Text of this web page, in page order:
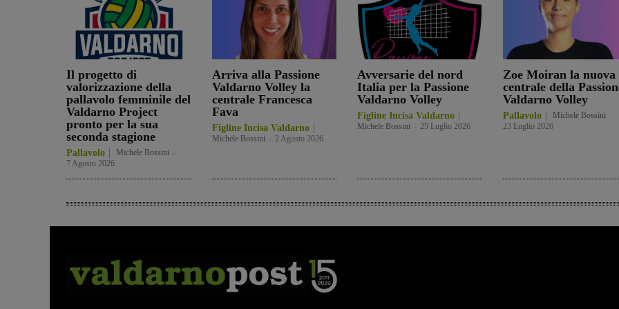
Il progetto di
valorizzazione della
pallavolo femminile del
Valdarno Project
pronto per la sua
seconda stagione
Pallavolo Michele Bossini
7 Agosto 2026
Arriva alla Passione
Valdarno Volley la
centrale Francesca
Fava
Figline Incisa Valdarno
Michele Bossini 2 Agosto 2026
Avversarie del nord
Italia per la Passione
Valdarno Volley
Figline Incisa Valdarno
Michele Bossini 25 Luglio 2026
Zoe Moiran la nuova
centrale della
Valdarno Volley
Pallavolo Michele Bossini
23 Luglio 2026